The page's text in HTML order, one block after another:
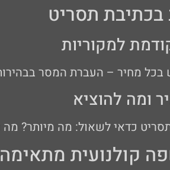
בכתיבת תסריט
למקוריות
בכל מחיר – העברת המסר
ומה להוציא
כדאי לשאול: מה מיותר?
קולנועית מתאימה